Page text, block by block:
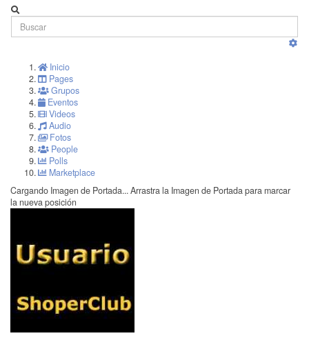
Inicio
Pages
Grupos
Eventos
Videos
Audio
Fotos
People
Polls
Marketplace
Cargando Imagen de Portada... Arrastra la Imagen de Portada para marcar
la nueva posición